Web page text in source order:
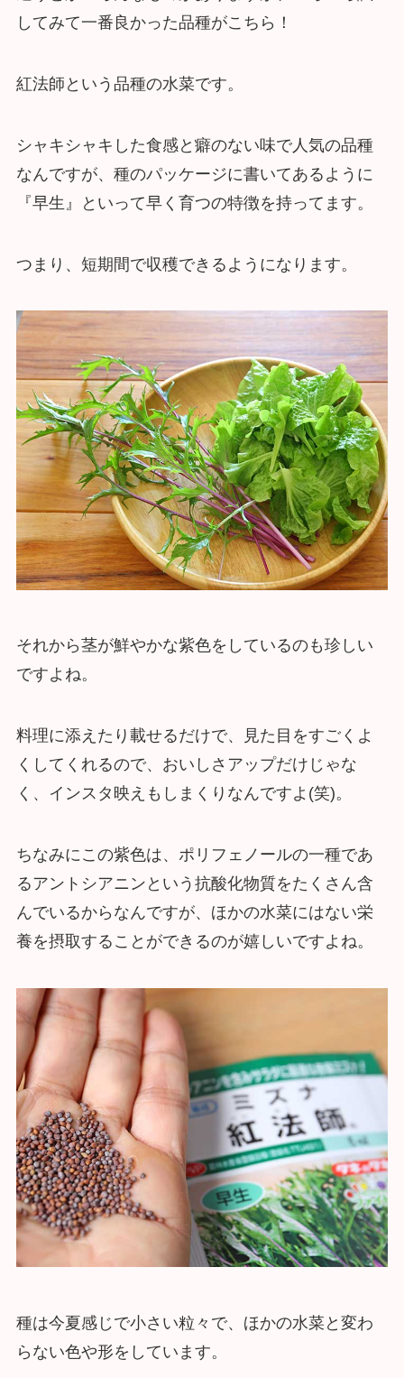
してみて一番良かった品種がこちら！
紅法師という品種の水菜です。
シャキシャキした食感と癖のない味で人気の品種
なんですが、種のパッケージに書いてあるように
『早生』といって早く育つの特徴を持ってます。
つまり、短期間で収穫できるようになります。
それから茎が鮮やかな紫色をしているのも珍しい
ですよね。
料理に添えたり載せるだけで、見た目をすごくよ
くしてくれるので、おいしさアップだけじゃな
く、インスタ映えもしまくりなんですよ(笑)。
ちなみにこの紫色は、ポリフェノールの一種であ
るアントシアニンという抗酸化物質をたくさん含
んでいるからなんですが、ほかの水菜にはない栄
養を摂取することができるのが嬉しいですよね。
種は今夏感じで小さい粒々で、ほかの水菜と変わ
らない色や形をしています。